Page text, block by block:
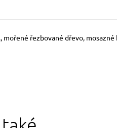
mořené řezbované dřevo,